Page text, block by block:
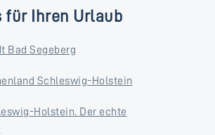
für Ihren Urlaub
Bad Segeberg
Schleswig-Holstein
Holstein. Der echte